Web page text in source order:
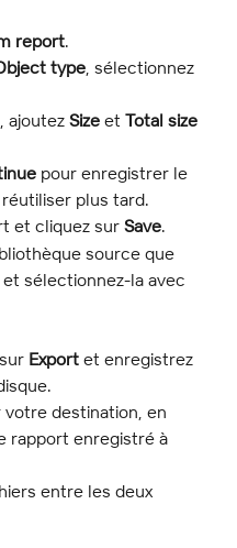
report.
type, sélectionnez
ajoutez Size et Total size
pour enregistrer le
plus tard.
et cliquez sur Save.
source que
sélectionnez-la avec
Export et enregistrez
destination, en
rapport enregistré à
entre les deux